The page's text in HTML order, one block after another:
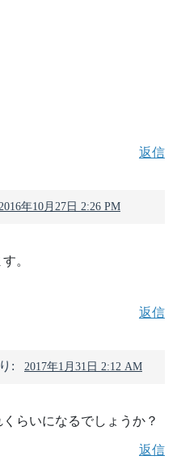
返信
2016年10月27日 2:26 PM
。
返信
: 2017年1月31日 2:12 AM
らいになるでしょうか？
返信